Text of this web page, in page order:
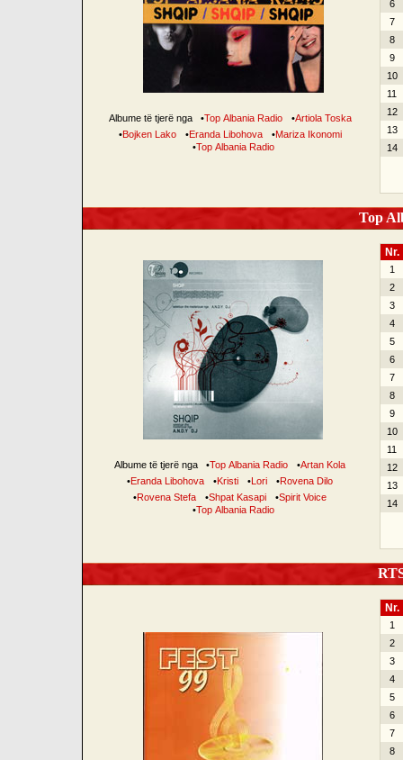
Albume të tjerë nga •Top Albania Radio •Artiola Toska
•Bojken Lako •Eranda Libohova •Mariza Ikonomi
•Top Albania Radio
6
7
8
9
10
11
12
13
14
Top
Albume të tjerë nga •Top Albania Radio •Artan Kola
•Eranda Libohova •Kristi •Lori •Rovena Dilo
•Rovena Stefa •Shpat Kasapi •Spirit Voice
•Top Albania Radio
Nr.
1
2
3
4
5
6
7
8
9
10
11
12
13
14
Nr.
1
2
3
4
5
6
7
8